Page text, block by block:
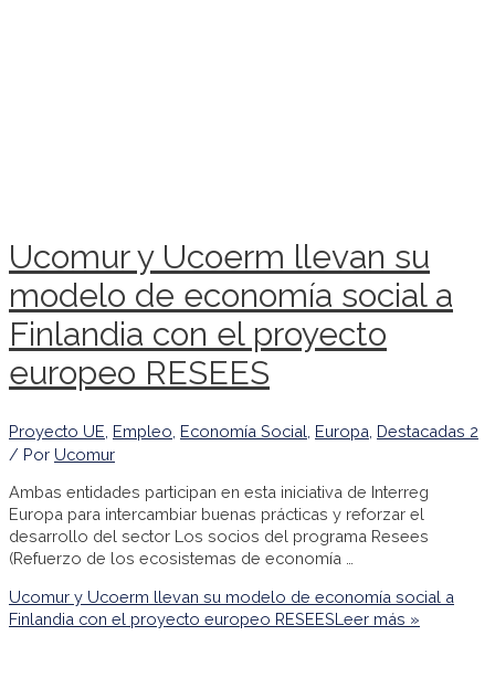
Ucomur y Ucoerm llevan su
modelo de economía social a
Finlandia con el proyecto
europeo RESEES
Proyecto UE Empleo Economía Social Europa Destacadas 2
/ Por Ucomur
Ambas entidades participan en esta iniciativa de Interreg
Europa para intercambiar buenas prácticas y reforzar el
desarrollo del sector Los socios del programa Resees
(Refuerzo de los ecosistemas de economía …
Ucomur y Ucoerm llevan su modelo de economía social a
Finlandia con el proyecto europeo RESEESLeer más »